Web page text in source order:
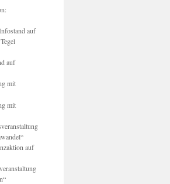
auf
auf
mit
mit
auf